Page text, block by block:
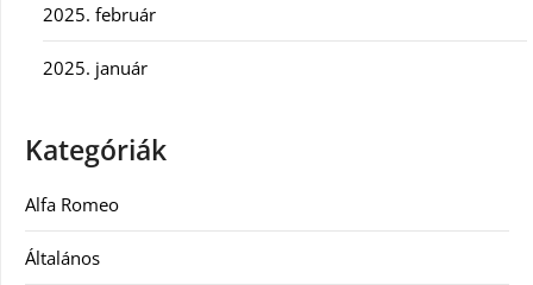
2025. február
2025. január
Kategóriák
Alfa Romeo
Általános